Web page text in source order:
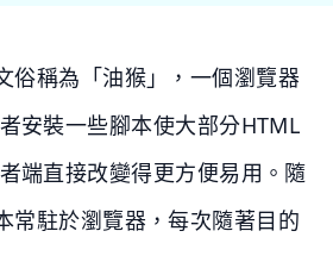
俗稱為「油猴」，一個瀏覽器
安裝一些腳本使大部分HTML
端直接改變得更方便易用。隨
常駐於瀏覽器，每次隨著目的